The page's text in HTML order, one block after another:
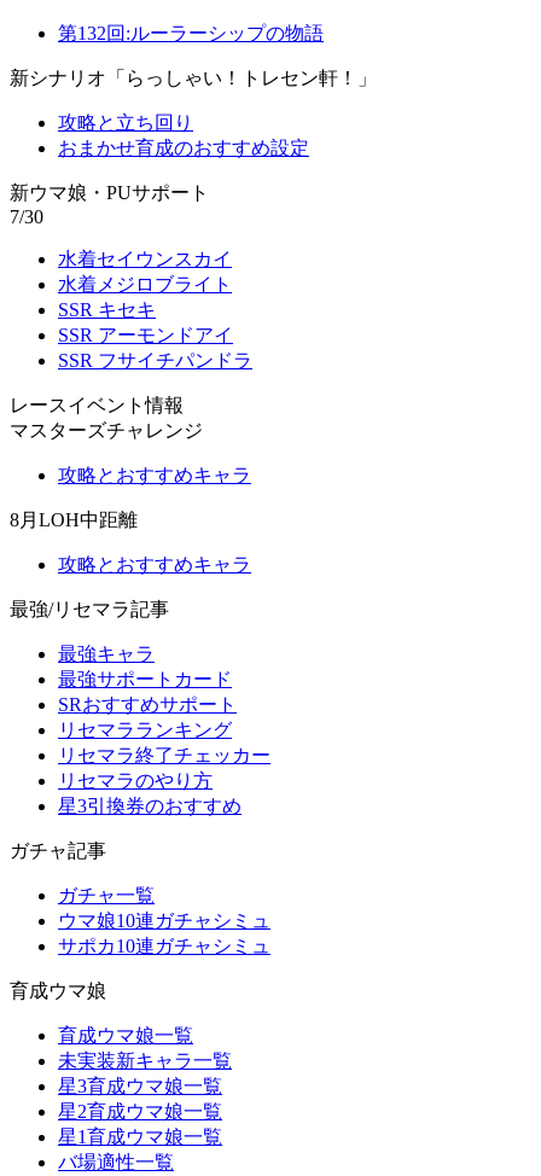
第132回:ルーラーシップの物語
新シナリオ「らっしゃい！トレセン軒！」
攻略と立ち回り
おまかせ育成のおすすめ設定
新ウマ娘・PUサポート
7/30
水着セイウンスカイ
水着メジロブライト
SSR キセキ
SSR アーモンドアイ
SSR フサイチパンドラ
レースイベント情報
マスターズチャレンジ
攻略とおすすめキャラ
8月LOH中距離
攻略とおすすめキャラ
最強/リセマラ記事
最強キャラ
最強サポートカード
SRおすすめサポート
リセマラランキング
リセマラ終了チェッカー
リセマラのやり方
星3引換券のおすすめ
ガチャ記事
ガチャ一覧
ウマ娘10連ガチャシミュ
サポカ10連ガチャシミュ
育成ウマ娘
育成ウマ娘一覧
未実装新キャラ一覧
星3育成ウマ娘一覧
星2育成ウマ娘一覧
星1育成ウマ娘一覧
バ場適性一覧